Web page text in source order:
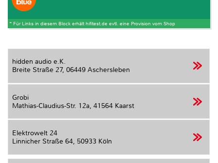
* Für Links in diesem Block erhält hifitest.de evtl. eine Provision vom Shop
hidden audio e.K.
Breite Straße 27, 06449 Aschersleben
Grobi
Mathias-Claudius-Str. 12a, 41564 Kaarst
Elektrowelt 24
Linnicher Straße 64, 50933 Köln